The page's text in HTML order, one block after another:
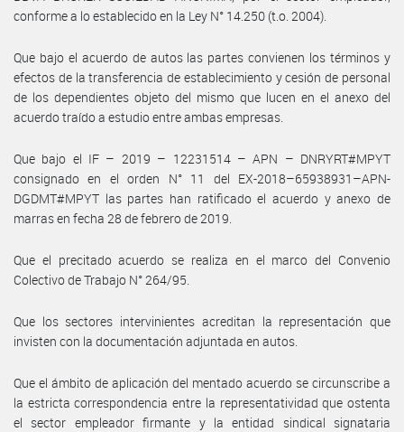
conforme a lo establecido en la Ley N° 14.250 (t.o. 2004).
Que bajo el acuerdo de autos las partes convienen los términos y
efectos de la transferencia de establecimiento y cesión de personal
de los dependientes objeto del mismo que lucen en el anexo del
acuerdo traído a estudio entre ambas empresas.
Que bajo el IF – 2019 – 12231514 – APN – DNRYRT#MPYT
consignado en el orden N° 11 del EX-2018–65938931–APN-
DGDMT#MPYT las partes han ratificado el acuerdo y anexo de
marras en fecha 28 de febrero de 2019.
Que el precitado acuerdo se realiza en el marco del Convenio
Colectivo de Trabajo N° 264/95.
Que los sectores intervinientes acreditan la representación que
invisten con la documentación adjuntada en autos.
Que el ámbito de aplicación del mentado acuerdo se circunscribe a
la estricta correspondencia entre la representatividad que ostenta
el sector empleador firmante y la entidad sindical signataria